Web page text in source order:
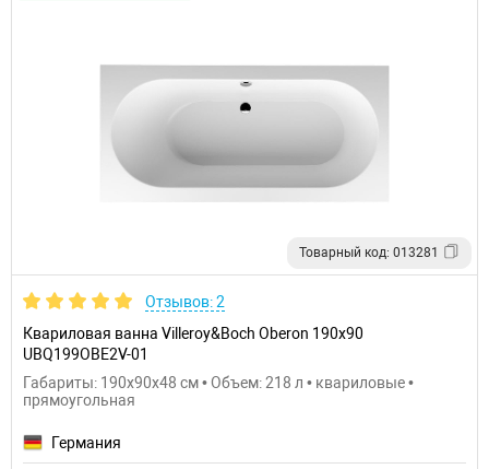
Товарный код: 013281
Отзывов: 2
Квариловая ванна Villeroy&Boch Oberon 190x90
UBQ199OBE2V-01
Габариты: 190x90x48 см • Объем: 218 л • квариловые •
прямоугольная
Германия